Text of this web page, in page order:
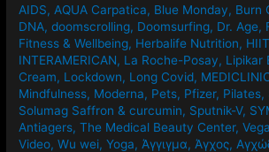
AIDS, AQUA Carpatica, Blue Monday, Burn
DNA,doomscrolling, Doomsurfing, Dr. Age,
Fitness & Wellbeing, Herbalife Nutrition, HIIT
INTERAMERICAN, La Roche-Posay, Lipikar
Cream, Lockdown, Long Covid,
Mindfulness, Moderna, Pets, Pfizer, Pilates,
Solumag Saffron & curcumin, Sputnik-V,
Antiagers,The Medical Beauty Center,
Video,Wu wei,Yoga, Άγγιγμα, Άγχος,